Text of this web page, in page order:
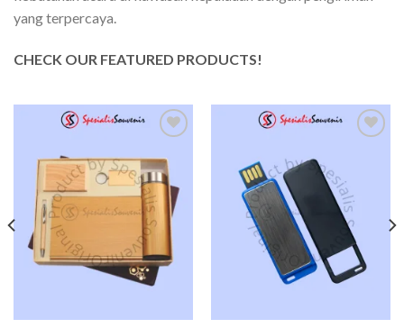
yang terpercaya.
CHECK OUR FEATURED PRODUCTS!
Add to
wishlist
wishlist